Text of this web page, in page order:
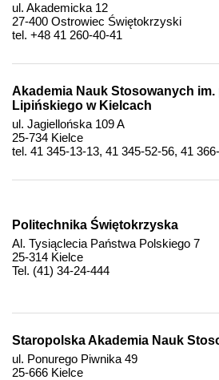
ul. Akademicka 12
27-400 Ostrowiec Świętokrzyski
tel. +48 41 260-40-41
Akademia Nauk Stosowanych im.
Lipińskiego w Kielcach
ul. Jagiellońska 109 A
25-734 Kielce
tel. 41 345-13-13, 41 345-52-56, 41
Politechnika Świętokrzyska
Al. Tysiąclecia Państwa Polskiego 7
25-314 Kielce
Tel. (41) 34-24-444
Staropolska Akademia Nauk
ul. Ponurego Piwnika 49
25-666 Kielce